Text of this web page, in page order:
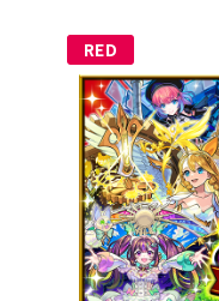
RED